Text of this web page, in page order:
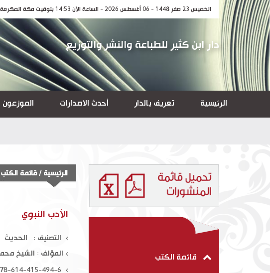
الخميس 23 صفر 1448 - 06 أغسطس 2026 - الساعة الآن 14:53 بتوقيت مكة المكرمة
دار ابن كثير للطباعة والنشر والتوزيع
الرئيسية تعريف بالدار أحدث الاصدارات الموزعون
الرئيسية /قائمة
الأدب النبوي
التصنيف : الحديث
المؤلف : الشيخ
والشيخ مصطفى
$ 75.00 قائمة الكتب